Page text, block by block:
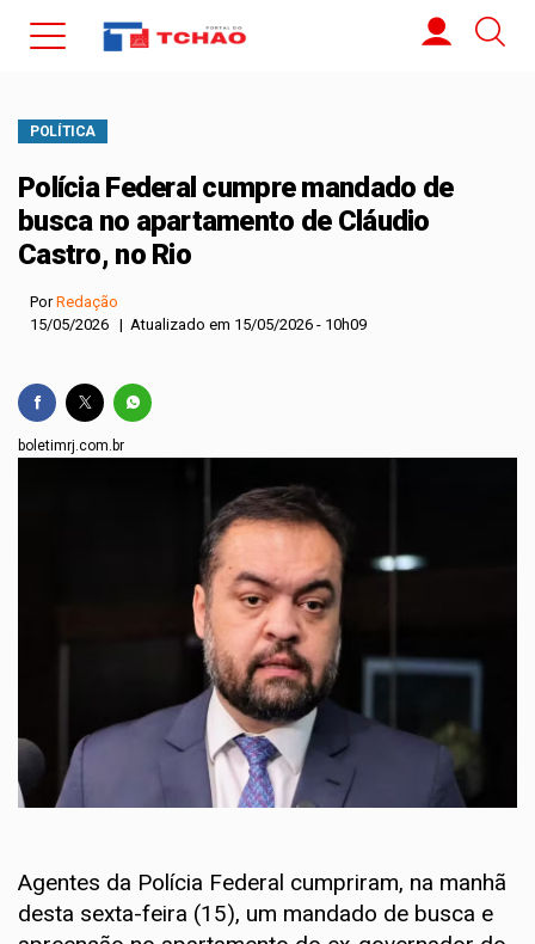
POLÍTICA
Polícia Federal cumpre mandado de
busca no apartamento de Cláudio
Castro, no Rio
PorRedação
15/05/2026 | Atualizado em 15/05/2026 - 10h09
boletimrj.com.br
Agentes da Polícia Federal cumpriram, na manhã
desta sexta-feira (15), um mandado de busca e